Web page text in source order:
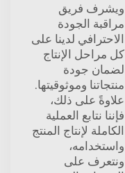
ويشرف فريق
مراقبة الجودة
الاحترافي لدينا على
كل مراحل الإنتاج
لضمان جودة
منتجاتنا وموثوقيتها.
علاوةً على ذلك،
فإننا نتابع العملية
الكاملة لإنتاج المنتج
واستخدامه،
ونتعرف على